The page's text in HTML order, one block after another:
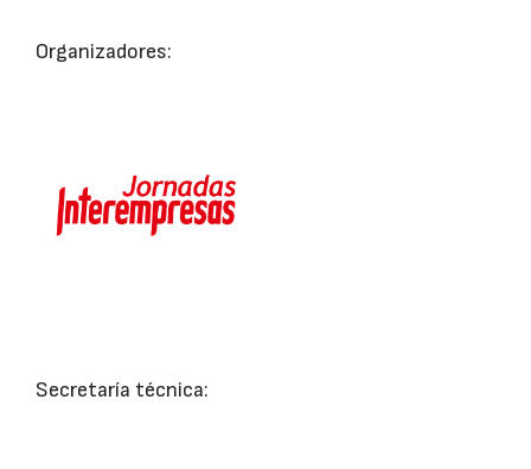
Organizadores:
Secretaría técnica: